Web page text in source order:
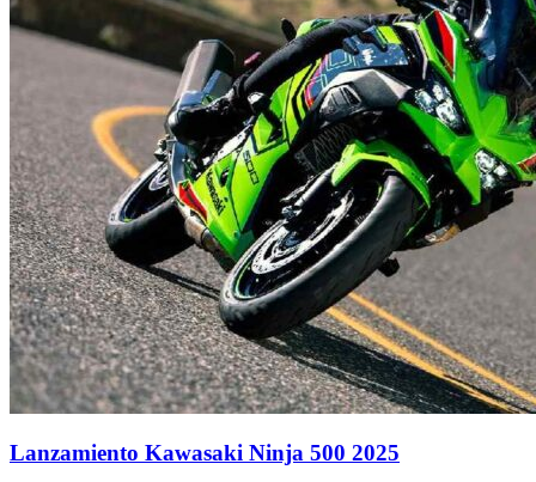
Lanzamiento Kawasaki Ninja 500 2025